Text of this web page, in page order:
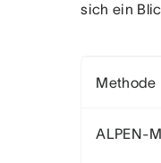
sich ein
Methode
ALPEN-